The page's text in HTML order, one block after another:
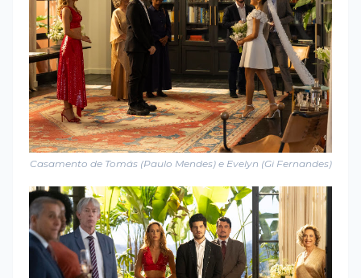
Casamento de Tomás (Paulo Mendes) e Evelyn (Gi Fernandes)